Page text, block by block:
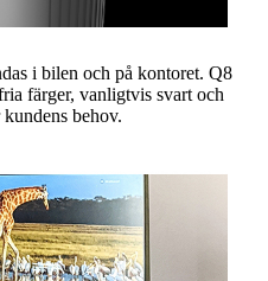
i bilen och på kontoret. Q8
färger, vanligtvis svart och
behov.